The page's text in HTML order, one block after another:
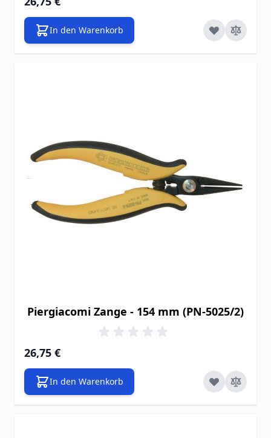
In den Warenkorb
Piergiacomi Zange - 154 mm (PN-5025/2)
26,75 €
In den Warenkorb